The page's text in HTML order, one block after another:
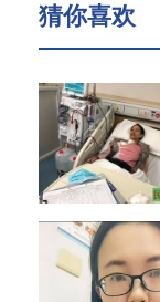
猜你喜欢